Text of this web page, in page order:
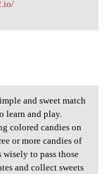
is a
and sweet match
learn and play.
colored candies on
or more candies of
wisely to pass those
and collect sweets